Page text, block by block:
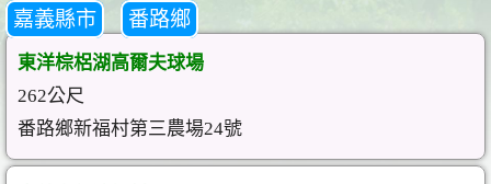
嘉義縣市 番路鄉
東洋棕梠湖高爾夫球場
262公尺
番路鄉新福村第三農場24號